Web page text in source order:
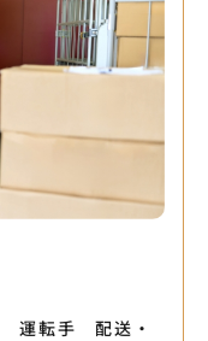
運転手
配送・